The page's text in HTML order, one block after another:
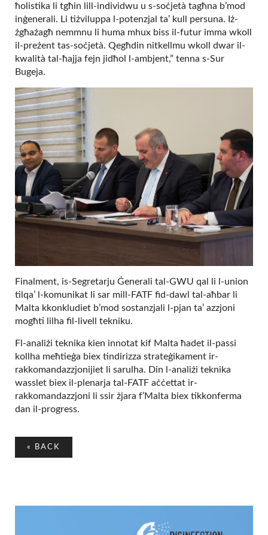
ħolistika li tgħin lill-individwu u s-soċjetà tagħna b’mod
inġenerali. Li tiżviluppa l-potenzjal ta’ kull persuna. Iż-
żgħażagħ nemmnu li huma mhux biss il-futur imma wkoll
il-preżent tas-soċjetà. Qegħdin nitkellmu wkoll dwar il-
kwalità tal-ħajja fejn jidħol l-ambjent,” tenna s-Sur
Bugeja.
Finalment, is-Segretarju Ġenerali tal-GWU qal li l-union
tilqa’ l-komunikat li sar mill-FATF fid-dawl tal-aħbar li
Malta kkonkludiet b’mod sostanzjali l-pjan ta’ azzjoni
mogħti lilha fil-livell tekniku.
Fl-analiżi teknika kien innotat kif Malta ħadet il-passi
kollha meħtieġa biex tindirizza strateġikament ir-
rakkomandazzjonijiet li sarulha. Din l-analiżi teknika
wasslet biex il-plenarja tal-FATF aċċettat ir-
rakkomandazzjoni li ssir żjara f’Malta biex tikkonferma
dan il-progress.
« BACK